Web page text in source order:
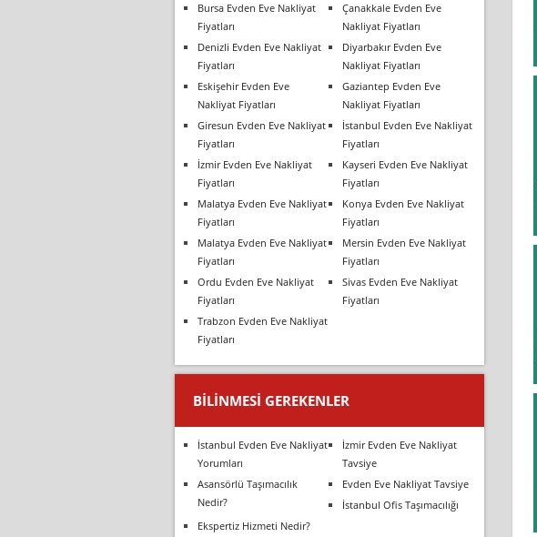
Bursa Evden Eve Nakliyat
Fiyatları
Çanakkale Evden Eve
Nakliyat Fiyatları
Denizli Evden Eve Nakliyat
Fiyatları
Diyarbakır Evden Eve
Nakliyat Fiyatları
Eskişehir Evden Eve
Nakliyat Fiyatları
Gaziantep Evden Eve
Nakliyat Fiyatları
Giresun Evden Eve Nakliyat
Fiyatları
İstanbul Evden Eve Nakliyat
Fiyatları
İzmir Evden Eve Nakliyat
Fiyatları
Kayseri Evden Eve Nakliyat
Fiyatları
Malatya Evden Eve Nakliyat
Fiyatları
Konya Evden Eve Nakliyat
Fiyatları
Malatya Evden Eve Nakliyat
Fiyatları
Mersin Evden Eve Nakliyat
Fiyatları
Ordu Evden Eve Nakliyat
Fiyatları
Sivas Evden Eve Nakliyat
Fiyatları
Trabzon Evden Eve Nakliyat
Fiyatları
BILINMESI GEREKENLER
İstanbul Evden Eve Nakliyat
Yorumları
İzmir Evden Eve Nakliyat
Tavsiye
Asansörlü Taşımacılık
Nedir?
Evden Eve Nakliyat Tavsiye
İstanbul Ofis Taşımacılığı
Ekspertiz Hizmeti Nedir?